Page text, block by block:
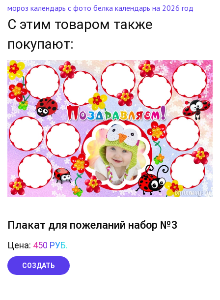
мороз календарь с фото белка календарь на 2026 год
С этим товаром также
покупают:
Плакат для пожеланий набор №3
Цена: 450 РУБ.
СОЗДАТЬ